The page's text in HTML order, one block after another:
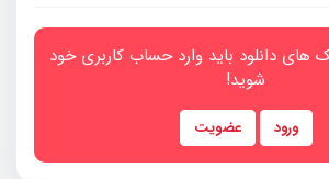
های دانلود باید وارد حساب کاربری خود
شوید!
ورود عضویت